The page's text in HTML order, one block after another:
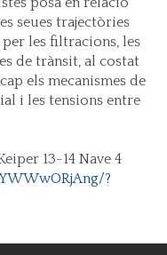
seues trajectòries
les filtracions, les
de trànsit, al costat
els mecanismes de
i les tensions entre
13-14 Nave 4
?